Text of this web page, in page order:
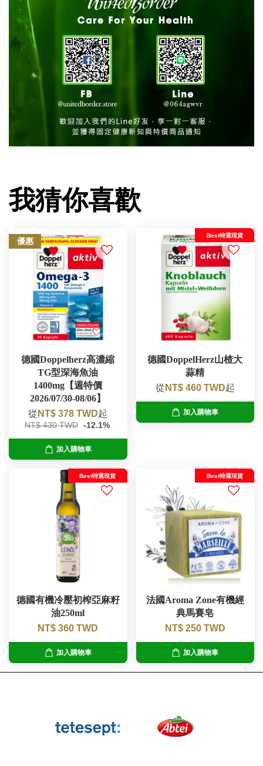
我猜你喜歡
優惠
德國Doppelherz高濃縮
TG型深海魚油
1400mg【週特價
2026/07/30-08/06】
從 NT$ 378 TWD起
NT$ 430 TWD -12.1%
加入購物車
Best特選現貨
德國DoppelHerz山楂大
蒜精
從 NT$ 460 TWD起
加入購物車
Best特選現貨
德國有機冷壓初榨亞麻籽
油250ml
NT$ 360 TWD
加入購物車
Best特選現貨
法國Aroma Zone有機經
典馬賽皂
NT$ 250 TWD
加入購物車